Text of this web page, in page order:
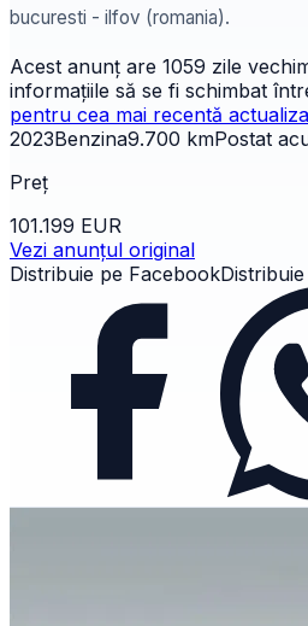
bucuresti - ilfov (romania).
Acest anunț are 1059 zile
informațiile să se fi schimbat
pentru cea mai recentă
2023Benzina9.700 kmPostat
Preț
101.199 EUR
Vezi anunțul original
Distribuie pe Facebook